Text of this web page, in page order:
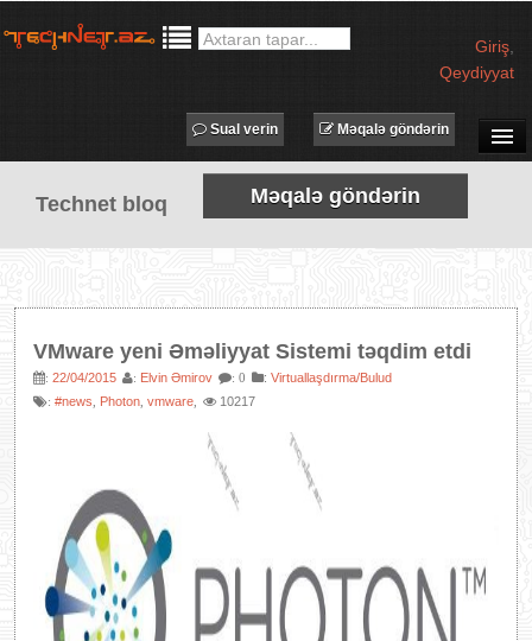
Giriş
Qeydiyyat
SUAL-CAVAB
TECHNET TV
MƏQALƏLƏR
PROQRAMLAR
XƏBƏRLƏR
Məqalə göndərin
Sual verin
Technet bloq Məqalə göndərin
VMware yeni Əməliyyat Sistemi təqdim etdi
: 22/04/2015 : Elvin Əmirov : 0 : Virtuallaşdırma/Bulud
: #news Photon vmware 10217